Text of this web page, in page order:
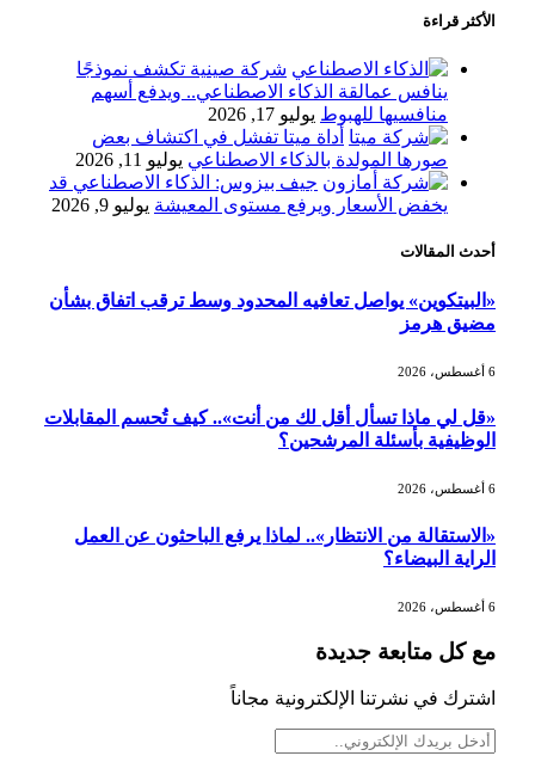
أسعار النفط ترتفع وسط ترقب نتائج
«طيران الرياض» يدشن أولى رحلاته إلى
مومباي ويضيف الوجهة التشغيلية الثامنة
مزاولة الأنشطة المالية عابرة الحدود
تطوير للبيئة الاستثمارية
بدعم من تراجع الدولار
مستوياته في ستة أسابيع وسط تفاؤل
بشأن الشرق الأوسط
مع ترقب تطورات الوساطة بشأن الحرب
الأكثر قراءة
شركة صينية تكشف نموذجًا
ينافس عمالقة الذكاء الاصطناعي.. ويدفع أسهم
منافسيها للهبوط يوليو 17, 2026
أداة ميتا تفشل في اكتشاف بعض
صورها المولدة بالذكاء الاصطناعي يوليو 11, 2026
جيف بيزوس: الذكاء الاصطناعي قد
يخفض الأسعار ويرفع مستوى المعيشة يوليو 9, 2026
أحدث المقالات
«البيتكوين» يواصل تعافيه المحدود وسط ترقب اتفاق بشأن
مضيق هرمز
6 أغسطس، 2026
«قل لي ماذا تسأل أقل لك من أنت».. كيف تُحسم المقابلات
الوظيفية بأسئلة المرشحين؟
6 أغسطس، 2026
«الاستقالة من الانتظار».. لماذا يرفع الباحثون عن العمل
الراية البيضاء؟
6 أغسطس، 2026
مع كل متابعة جديدة
اشترك في نشرتنا الإلكترونية مجاناً